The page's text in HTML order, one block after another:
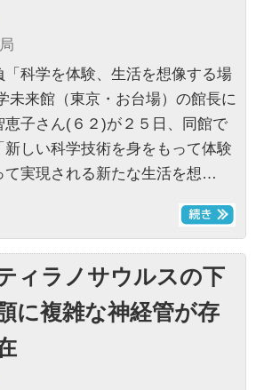
「科学を体験、生活を想像する場
来館（東京・お台場）の館長に
恵子さん(６２)が２５日、同館で
新しい科学技術を身をもって体験
て実現される新たな生活を想…
ィラノサウルスの下
に複雑な神経管が存